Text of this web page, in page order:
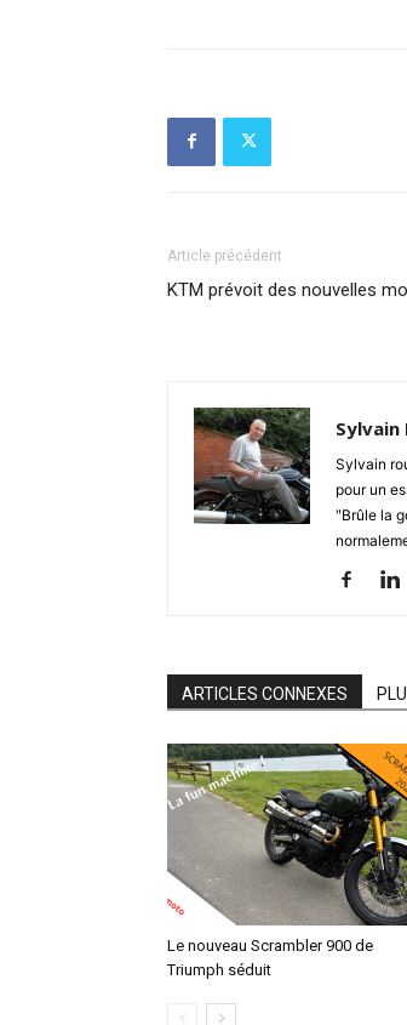
Article précédent
KTM prévoit des nouvelles
Sylvain
Sylvain
pour un
"Brûle la
ARTICLES CONNEXES
Le nouveau Scrambler 900 de
Triumph séduit